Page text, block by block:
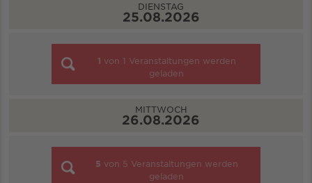
DIENSTAG
25.08.2026
1 von 1 Veranstaltungen werden
geladen
MITTWOCH
26.08.2026
5 von 5 Veranstaltungen werden
geladen